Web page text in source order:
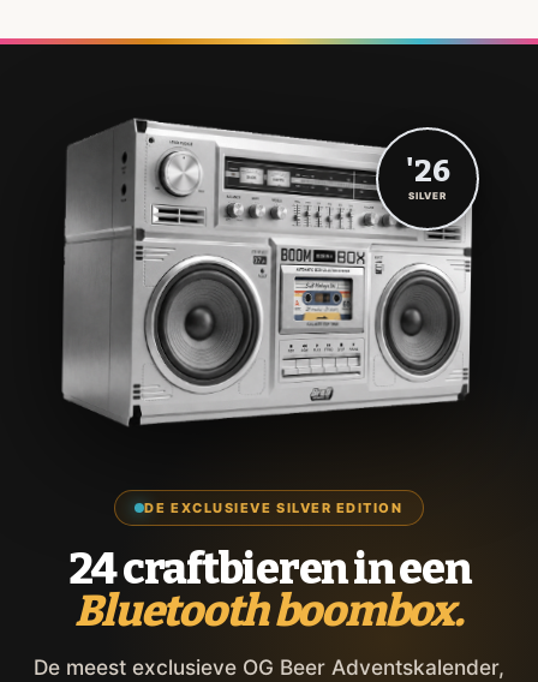
DE EXCLUSIEVE SILVER EDITION
24 craftbieren in een
Bluetooth boombox.
De meest exclusieve OG Beer Adventskalender,
'26
SILVER